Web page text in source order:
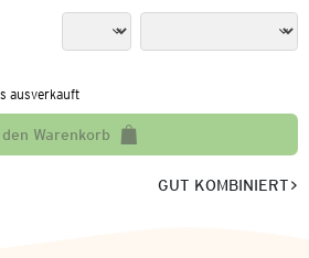
ausverkauft
den Warenkorb
GUT KOMBINIERT